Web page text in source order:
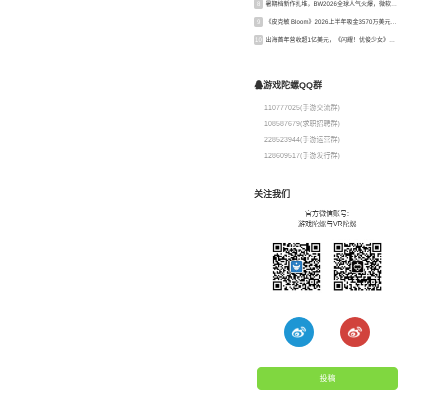
8 暑期档新作扎堆，BW2026全球人气火爆，微软XBOX大裁员|陀螺周报
9 《皮克敏 Bloom》2026上半年吸金3570万美元，中国台湾成最大市场
10 出海首年营收超1亿美元，《闪耀！优俊少女》美国市场占比达七成
游戏陀螺QQ群
110777025(手游交流群)
108587679(求职招聘群)
228523944(手游运营群)
128609517(手游发行群)
关注我们
官方微信账号:
游戏陀螺与VR陀螺
投稿